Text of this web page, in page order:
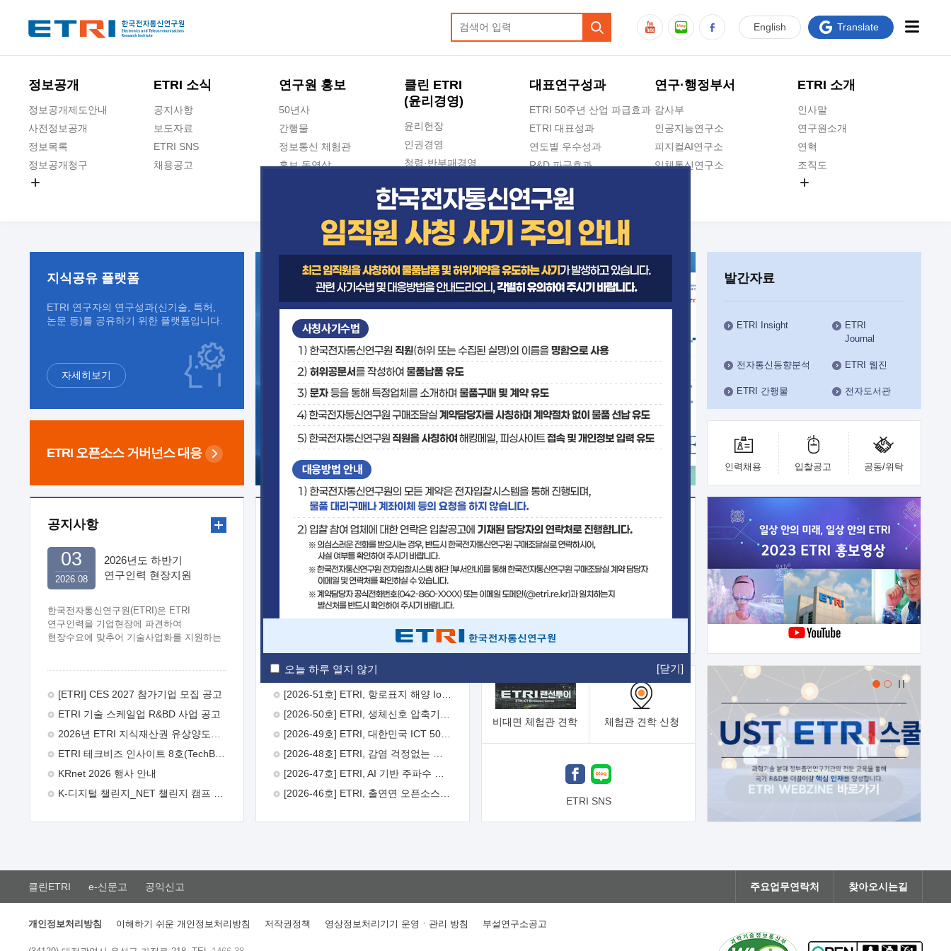
오늘 하루 열지 않기 [닫기]
정보공개
정보공개제도안내
사전정보공개
정보목록
정보공개청구
ETRI 소식
공지사항
보도자료
ETRI SNS
채용공고
연구원 홍보
50년사
간행물
정보통신 체험관
홍보 동영상
클린 ETRI
(윤리경영)
윤리헌장
인권경영
청렴·반부패경영
청렴포털 신고
수의계약 현황
부패징계 현황
감사결과공개
대표연구성과
ETRI 50주년 산업 파급효과
ETRI 대표성과
연도별 우수성과
R&D 파급효과
지식공유플랫폼
연구·행정부서
감사부
인공지능연구소
피지컬AI연구소
입체통신연구소
인공지능안전연구소
우주항공반도체전략연구단
대경권연구본부
호남권연구본부
기획본부
사업화본부
행정본부
대외협력부
ETRI 소개
인사말
연구원소개
연혁
조직도
ETRI CI
English Translate
지식공유 플랫폼
ETRI 연구자의 연구성과(신기술, 특허,
논문 등)를 공유하기 위한 플랫폼입니다.
자세히보기
ETRI 오픈소스 거버넌스 대응
발간자료
ETRI Insight
ETRI
Journal
전자통신동향분석 ETRI 웹진
ETRI 간행물 전자도서관
인력채용 입찰공고 공동/위탁
공지사항
2026년도 하반기
연구인력 현장지원
한국전자통신연구원(ETRI)은 ETRI
연구인력을 기업현장에 파견하여
현장수요에 맞추어 기술사업화를 지원하는
주시기 바랍니다. 2026년 8월
추진목적: ETRI 인력을 기업현장에 파견.
기술지원을 실시함으로써 ETRI 개발기술의
극대화하고, 지원기업을 강견기업으로
육성하고자 함.  신청자격: ETRI
ETRI 창업/연구소기업, 기술이전/출자기업
(2 ~ 3년차) 연봉의 40%  추진일정(1)
희망기업 신청/접수(2)희망인력-희망기업
매칭(3)현장조사/ 선정(심의)(4)협약체결
26일 9월초순 9월 중순 10월 이후*
2026.08
03
[ETRI] CES 2027 참가기업 모집 공고
ETRI 기술 스케일업 R&BD 사업 공고
ETRI 테크비즈 인사이트 8호(TechBiz Insight Vol.8) 발간
KRnet 2026 행사 안내
보도자료
[2026-52호] ETRI, ITU-T 자율주행차 국제표준화 주도한다
기술사업화플랫폼/기술이전
기술예고 중소기업 지원
보유특허 이전가능 기술
융합기술연구생산센터 반도체실험실
비대면 체험관 견학 체험관 견학 신청
ETRI SNS
클린ETRI e-신문고 공익신고 주요업무연락처 찾아오시는길
개인정보처리방침 이해하기 쉬운 개인정보처리방침 저작권정책 영상정보처리기기 운영ㆍ관리 방침 부설연구소공고